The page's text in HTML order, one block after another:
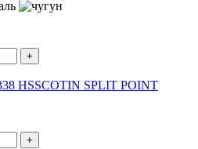
+
HSSCOTIN SPLIT POINT
+